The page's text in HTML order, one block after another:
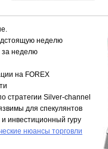
неделю
за неделю
на FOREX
стратегии Silver-channel
для спекулянтов
инвестиционный гуру
нюансы торговли